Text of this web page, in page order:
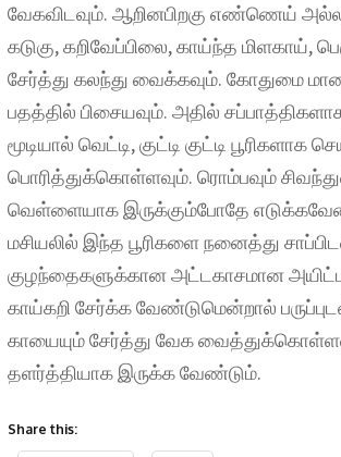
வேகவிடவும். ஆறினபிறகு எண்ணெய்
கடுகு, கறிவேப்பிலை, காய்ந்த மிளகாய்,
சேர்த்து கலந்து வைக்கவும். கோதுமை
பதத்தில் பிசையவும். அதில்
மூடியால் வெட்டி, குட்டி குட்டி
பொரித்துக்கொள்ளவும். ரொம்பவும்
வெள்ளையாக இருக்கும்போதே
மசியலில் இந்த பூரிகளை நனைத்து
குழந்தைகளுக்கான அட்டகாசமான அயிட்டம்
காய்கறி சேர்க்க வேண்டுமென்றால்
காயையும் சேர்த்து வேக
தளர்த்தியாக இருக்க வேண்டும்.
Share this: